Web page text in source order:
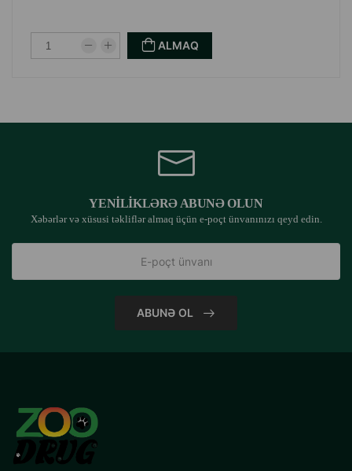
ALMAQ
YENILIKLƏRƏ ABUNƏ OLUN
Xəbərlər və xüsusi təkliflər almaq üçün e-poçt ünvanınızı qeyd edin.
ABUNƏ OL